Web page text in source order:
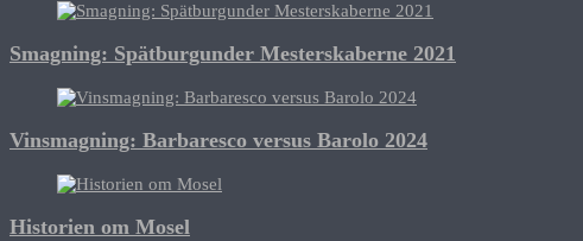
Smagning: Spätburgunder Mesterskaberne 2021
Vinsmagning: Barbaresco versus Barolo 2024
Historien om Mosel